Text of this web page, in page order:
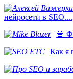
нейросети в SEO....
​🚨
Как я